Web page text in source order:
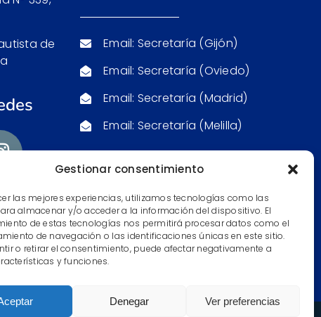
Gestionar consentimiento
las mejores experiencias, utilizamos tecnologías como las
almacenar y/o acceder a la información del dispositivo. El
de estas tecnologías nos permitirá procesar datos como el
de navegación o las identificaciones únicas en este sitio.
o retirar el consentimiento, puede afectar negativamente a
y funciones.
Denegar Ver preferencias
de
Email: Secretaría (Gijón)
Email: Secretaría (Oviedo)
Email: Secretaría (Madrid)
Email: Secretaría (Melilla)